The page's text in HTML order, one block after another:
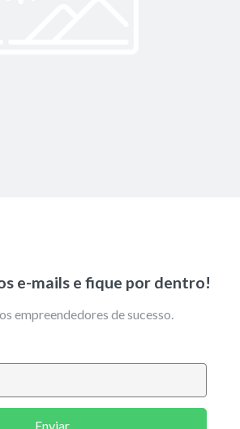
e-mails e fique por dentro!
empreendedores de sucesso.
Enviar